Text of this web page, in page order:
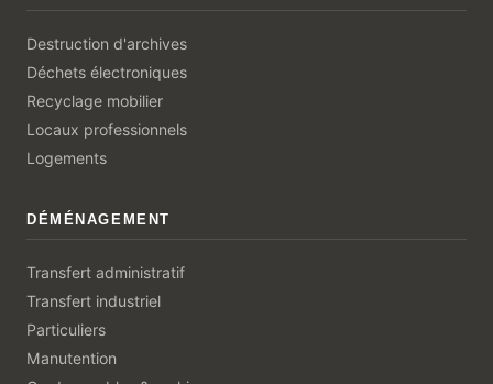
Destruction d'archives
Déchets électroniques
Recyclage mobilier
Locaux professionnels
Logements
DÉMÉNAGEMENT
Transfert administratif
Transfert industriel
Particuliers
Manutention